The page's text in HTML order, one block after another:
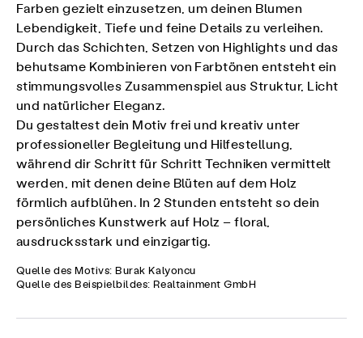
Farben gezielt einzusetzen, um deinen Blumen
Lebendigkeit, Tiefe und feine Details zu verleihen.
Durch das Schichten, Setzen von Highlights und das
behutsame Kombinieren von Farbtönen entsteht ein
stimmungsvolles Zusammenspiel aus Struktur, Licht
und natürlicher Eleganz.
Du gestaltest dein Motiv frei und kreativ unter
professioneller Begleitung und Hilfestellung,
während dir Schritt für Schritt Techniken vermittelt
werden, mit denen deine Blüten auf dem Holz
förmlich aufblühen. In 2 Stunden entsteht so dein
persönliches Kunstwerk auf Holz – floral,
ausdrucksstark und einzigartig.
Quelle des Motivs: Burak Kalyoncu
Quelle des Beispielbildes: Realtainment GmbH